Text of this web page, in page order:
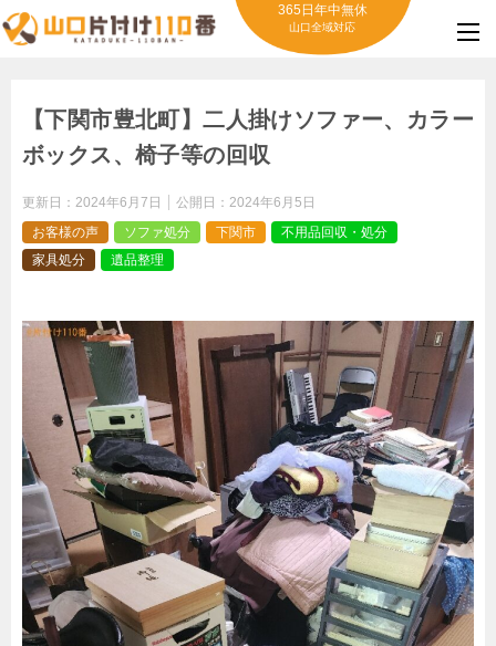
365日年中無休
山口全域対応
【下関市豊北町】二人掛けソファー、カラー
ボックス、椅子等の回収
更新日： 2024年6月7日 公開日： 2024年6月5日
お客様の声
ソファ処分 下関市
不用品回収・処分
家具処分
遺品整理